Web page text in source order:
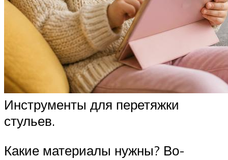
Инструменты для перетяжки
стульев.
Какие материалы нужны? Во-